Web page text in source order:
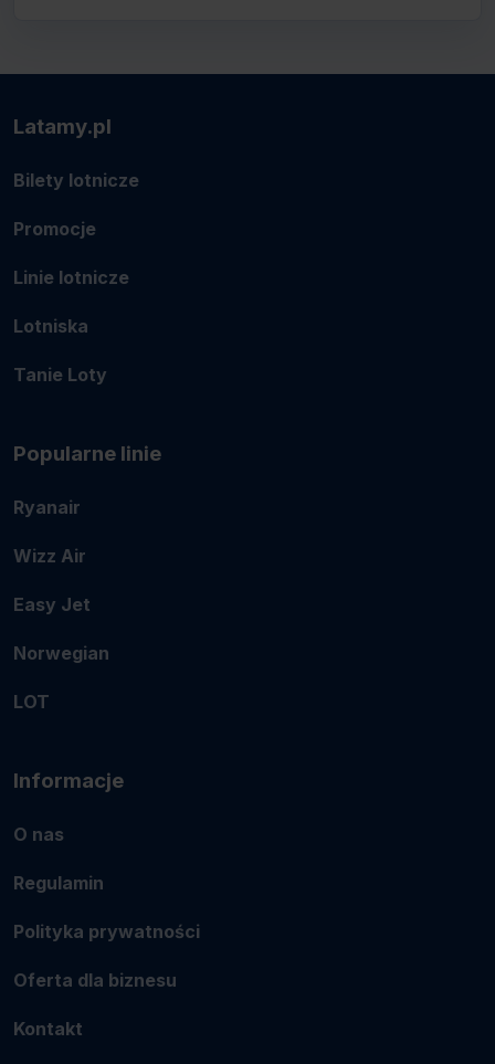
Latamy.pl
Bilety lotnicze
Promocje
Linie lotnicze
Lotniska
Tanie Loty
Popularne linie
Ryanair
Wizz Air
Easy Jet
Norwegian
LOT
Informacje
O nas
Regulamin
Polityka prywatności
Oferta dla biznesu
Kontakt